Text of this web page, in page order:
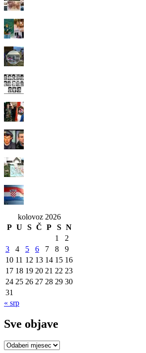
kolovoz 2026
P U S Č P S N
1
2
3
4 5 6 7 8
9
10 11 12 13 14 15 16
17 18 19 20 21 22 23
24 25 26 27 28 29 30
31
« srp
Sve objave
Sve